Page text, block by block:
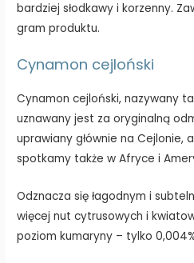
bardziej słodkawy i korzenny.
gram produktu.
Cynamon cejloński
Cynamon cejloński, nazywany
uznawany jest za oryginalną
uprawiany głównie na Cejlonie,
spotkamy także w Afryce i
Odznacza się łagodnym i
więcej nut cytrusowych i
poziom kumaryny – tylko